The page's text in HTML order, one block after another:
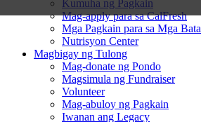
Kumuha ng Pagkain
Mag-apply para sa CalFresh
Mga Pagkain para sa Mga Bata
Nutrisyon Center
Magbigay ng Tulong
Mag-donate ng Pondo
Magsimula ng Fundraiser
Volunteer
Mag-abuloy ng Pagkain
Iwanan ang Legacy